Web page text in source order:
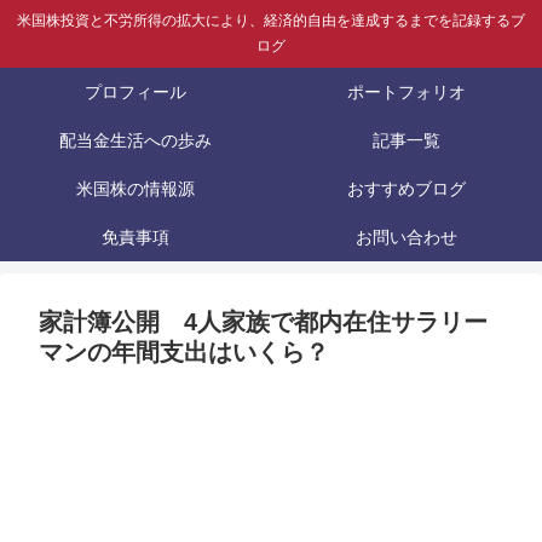
米国株投資と不労所得の拡大により、経済的自由を達成するまでを記録するブ
ログ
プロフィール ポートフォリオ
配当金生活への歩み 記事一覧
米国株の情報源 おすすめブログ
免責事項 お問い合わせ
家計簿公開 4人家族で都内在住サラリー
マンの年間支出はいくら？